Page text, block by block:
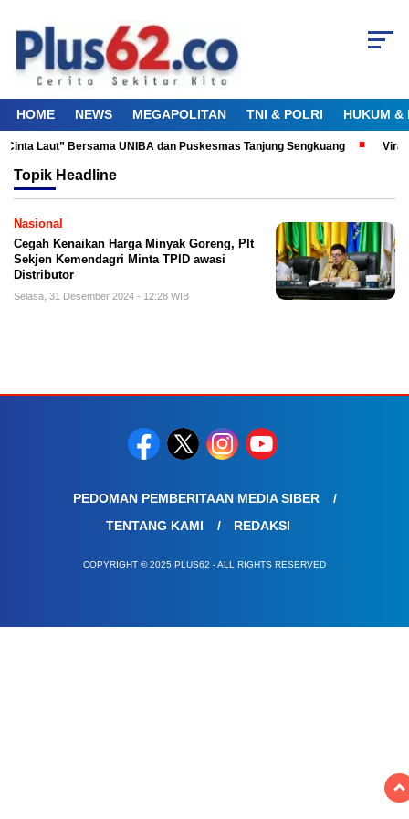
HOME NEWS MEGAPOLITAN TNI & POLRI HUKUM &
Laut” Bersama UNIBA dan Puskesmas Tanjung Sengkuang
Topik Headline
Nasional
Cegah Kenaikan Harga Minyak Goreng, Plt
Sekjen Kemendagri Minta TPID awasi
Distributor
Selasa, 31 Desember 2024 - 12:28 WIB
PEDOMAN PEMBERITAAN MEDIA SIBER
TENTANG KAMI
REDAKSI
COPYRIGHT © 2025 PLUS62 - ALL RIGHTS RESERVED